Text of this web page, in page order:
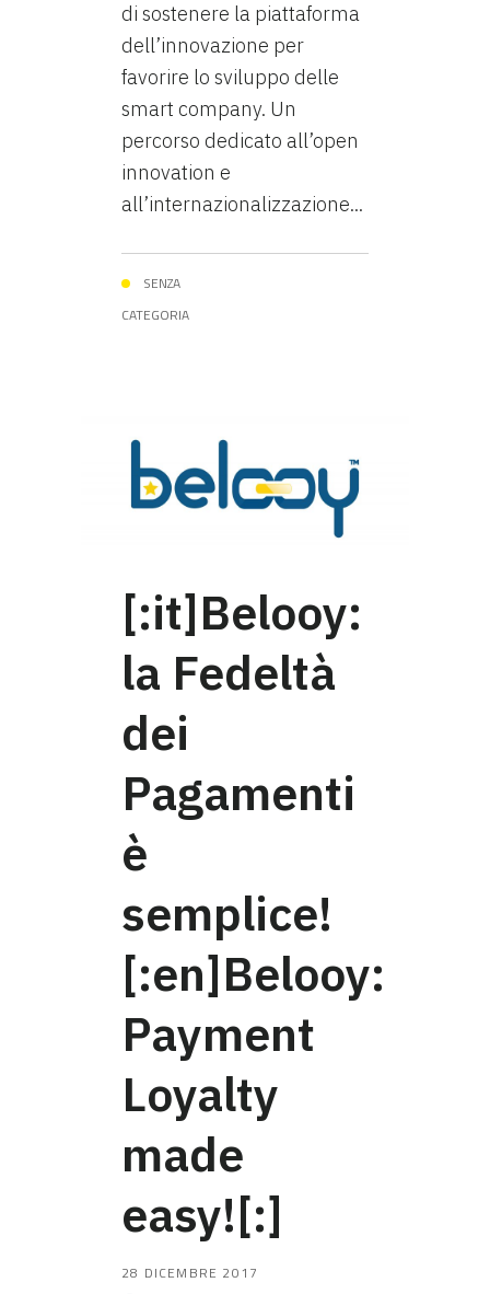
di sostenere la piattaforma
dell’innovazione per
favorire lo sviluppo delle
smart company. Un
percorso dedicato all’open
innovation e
all’internazionalizzazione...
SENZA
CATEGORIA
[:it]Belooy:
la Fedeltà
dei
Pagamenti
è
semplice!
[:en]Belooy:
Payment
Loyalty
made
easy![:]
28 DICEMBRE 2017